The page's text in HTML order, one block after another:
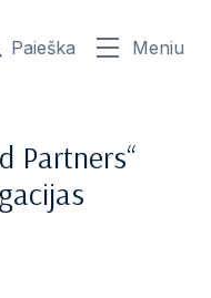
Paieška Meniu
Partners“